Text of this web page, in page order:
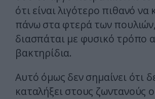
ότι είναι λιγότερο πιθανό να
πάνω στα φτερά των
διασπάται με φυσικό τρόπο
βακτηρίδια.
Αυτό όμως δεν σημαίνει ότι
καταλήξει στους ζωντανούς